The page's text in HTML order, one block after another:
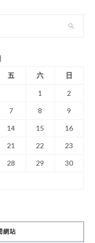
五 六 日
1 2
7 8 9
14 15 16
21 22 23
28 29 30
網站